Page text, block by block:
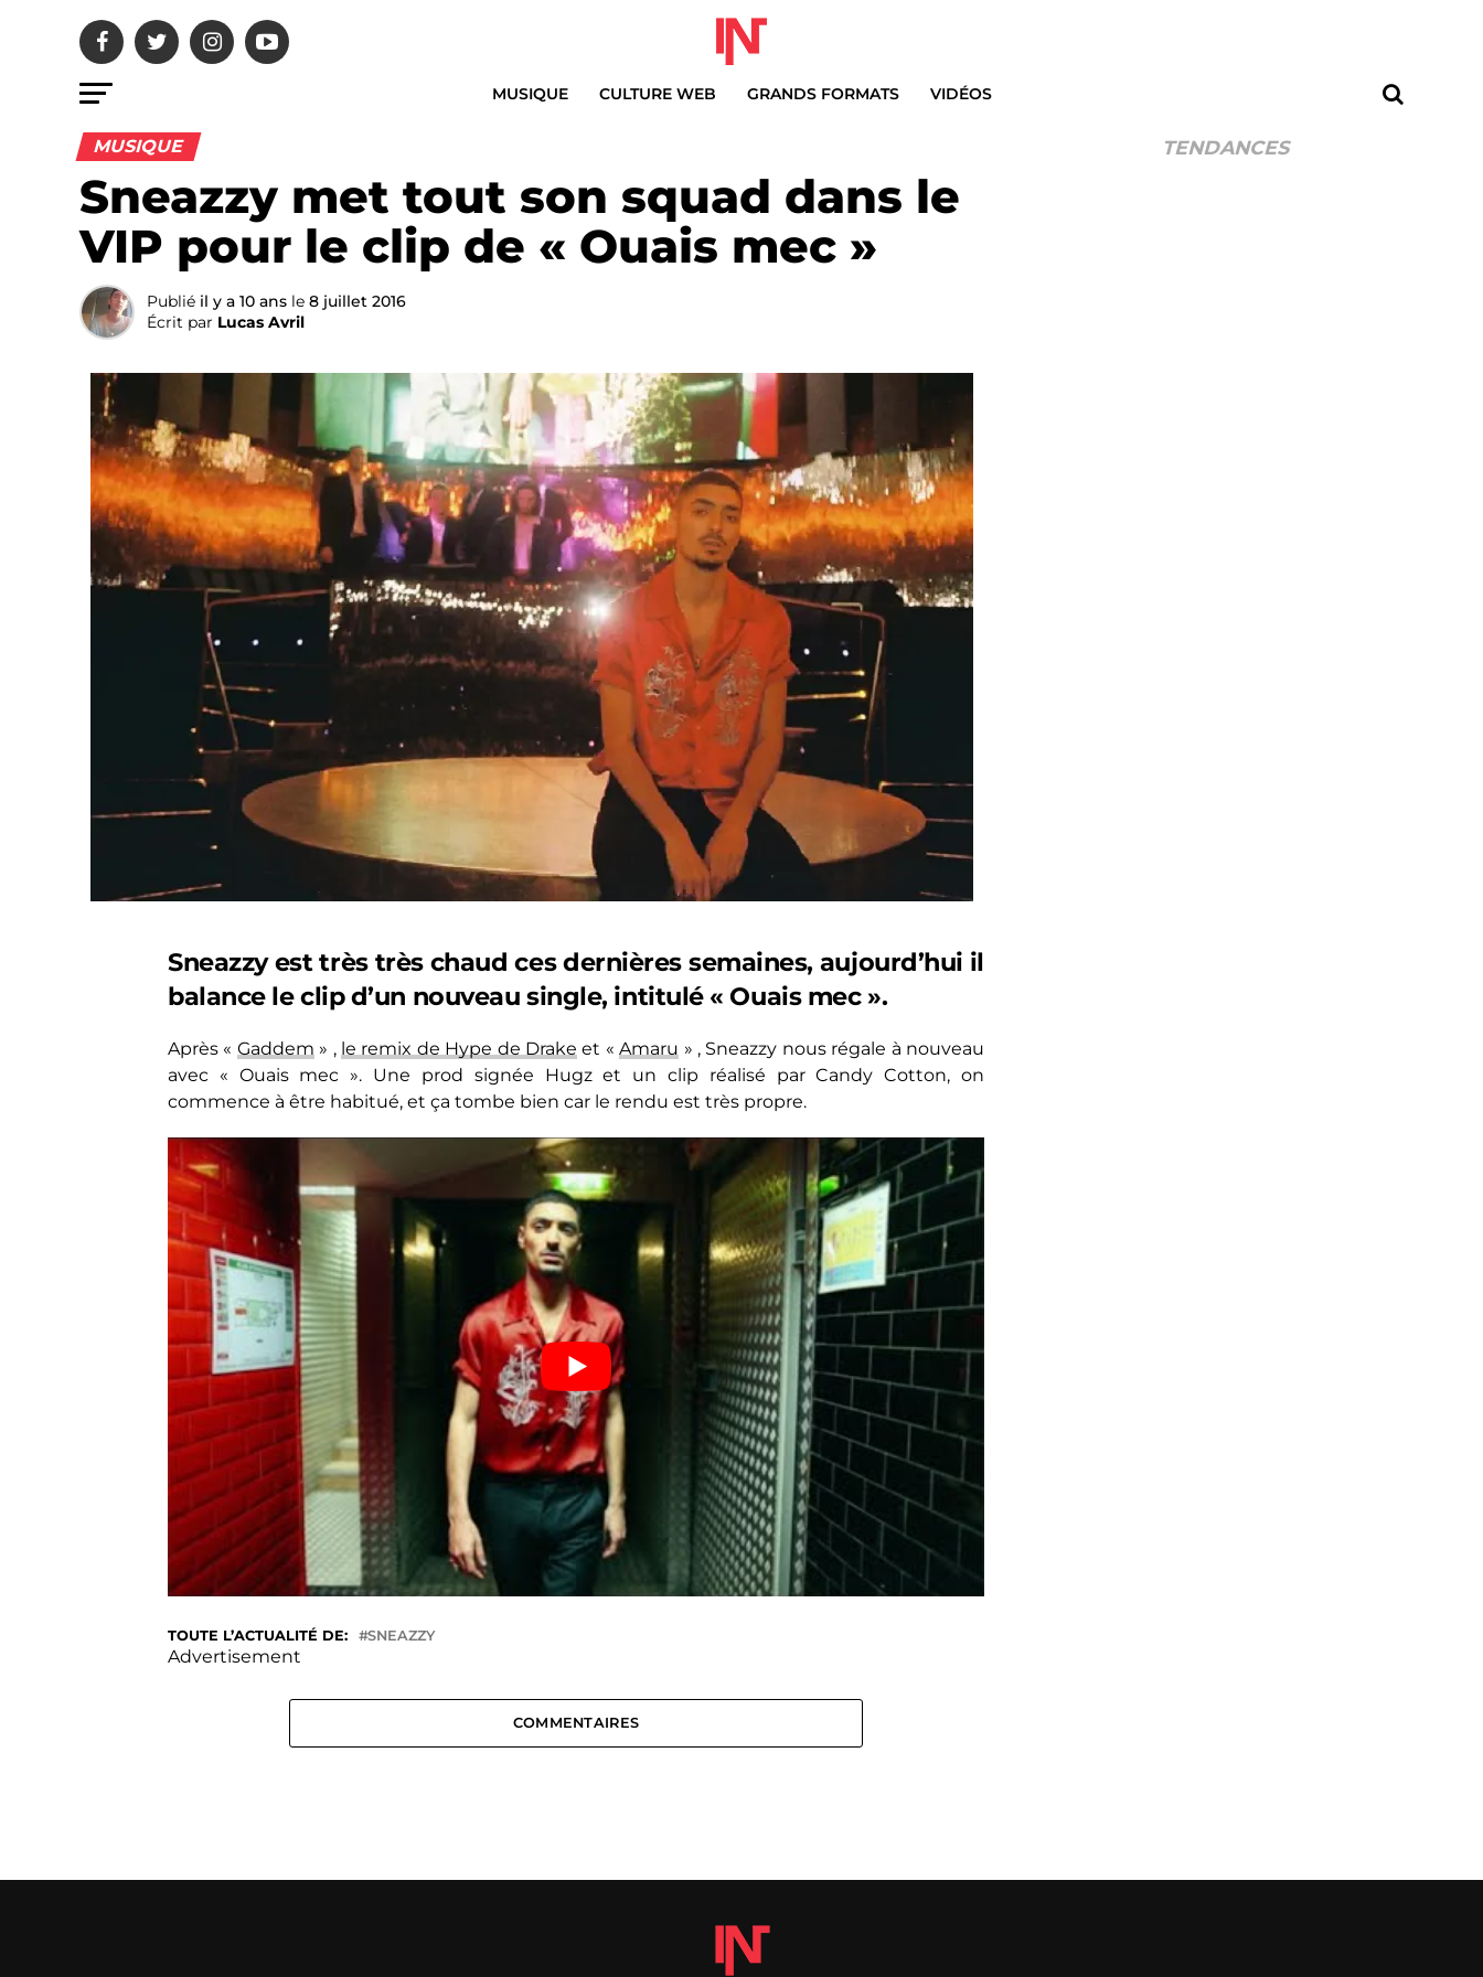
MUSIQUE CULTURE WEB GRANDS FORMATS VIDÉOS
MUSIQUE
Sneazzy met tout son squad dans le
VIP pour le clip de « Ouais mec »
Publié il y a 10 ans le 8 juillet 2016
Écrit par Lucas Avril
Sneazzy est très très chaud ces dernières semaines, aujourd’hui il
balance le clip d’un nouveau single, intitulé « Ouais mec ».
Après « Gaddem » , le remix de Hype de Drake et «Amaru » , Sneazzy nous régale à nouveau
avec « Ouais mec ». Une prod signée Hugz et un clip réalisé par Candy Cotton, on
commence à être habitué, et ça tombe bien car le rendu est très propre.
TOUTE L’ACTUALITÉ DE: SNEAZZY
Advertisement
COMMENTAIRES
TENDANCES